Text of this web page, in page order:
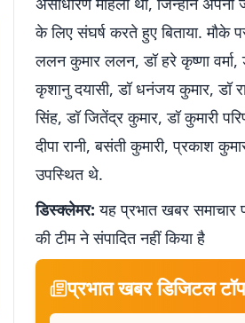
के लिए संघर्ष करते हुए बिताया. मौके पर
ललन कुमार ललन, डॉ हरे कृष्णा
कृशानु दयासी, डॉ धनंजय कुमार, डॉ
सिंह, डॉ जितेंद्र कुमार, डॉ कुमारी
दीपा रानी, बसंती कुमारी, प्रकाश
उपस्थित थे.
डिस्क्लेमर: यह प्रभात खबर
की टीम ने संपादित नहीं किया है
प्रभात खबर डिजिटल टॉप